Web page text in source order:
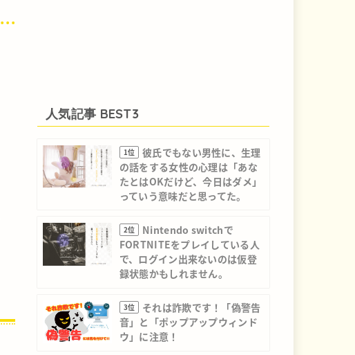
人気記事 BEST3
1位
彼氏でもない男性に、生理
の話をする女性の心理は「あな
たとはOKだけど、今日はダメ」
っていう意味だと思ってた。
2位
Nintendo switchで
FORTNITEをプレイしている人
で、ログイン出来ないのは仮登
録状態かもしれません。
3位
それは詐欺です！「偽警告
音」と「ポップアップウィンド
ウ」に注意！